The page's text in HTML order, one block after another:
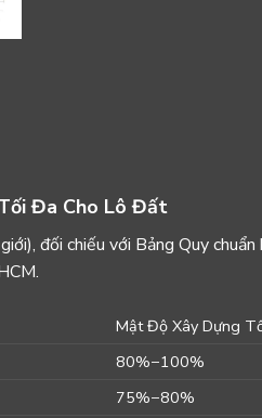
Đa Cho Lô Đất
đối chiếu với Bảng Quy
Mật Độ Xây Dựng
80%−100%
75%−80%